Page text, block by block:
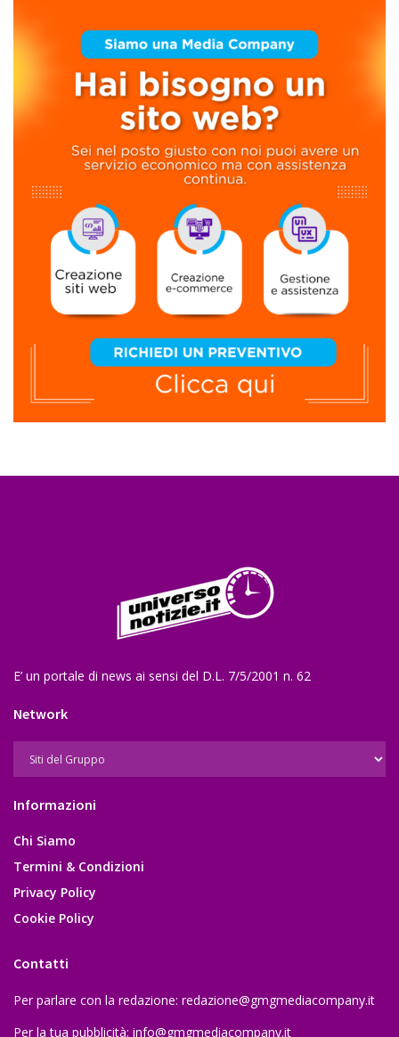
E’ un portale di news ai sensi del D.L. 7/5/2001 n. 62
Network
Informazioni
Chi Siamo
Termini & Condizioni
Privacy Policy
Cookie Policy
Contatti
Per parlare con la redazione: redazione@gmgmediacompany.it
Per la tua pubblicità: info@gmgmediacompany.it